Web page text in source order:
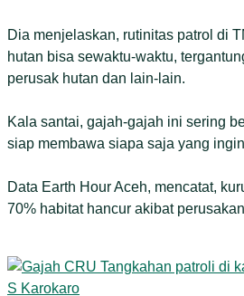
Dia menjelaskan, rutinitas patrol di
hutan bisa sewaktu-waktu,
perusak hutan dan lain-lain.
Kala santai, gajah-gajah ini sering
siap membawa siapa saja yang
Data Earth Hour Aceh, mencatat,
70% habitat hancur akibat